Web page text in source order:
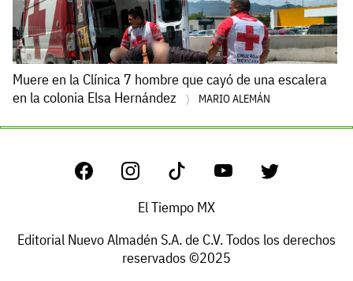
Muere en la Clínica 7 hombre que cayó de una escalera
en la colonia Elsa Hernández
MARIO ALEMÁN
El Tiempo MX
Editorial Nuevo Almadén S.A. de C.V. Todos los derechos
reservados ©2025